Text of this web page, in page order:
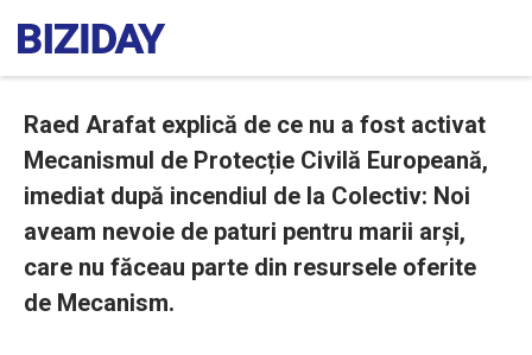
Raed Arafat explică de ce nu a fost activat
Mecanismul de Protecție Civilă Europeană,
imediat după incendiul de la Colectiv: Noi
aveam nevoie de paturi pentru marii arși,
care nu făceau parte din resursele oferite
de Mecanism.